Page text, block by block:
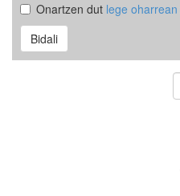
Onartzen dut lege oharrean
Bidali